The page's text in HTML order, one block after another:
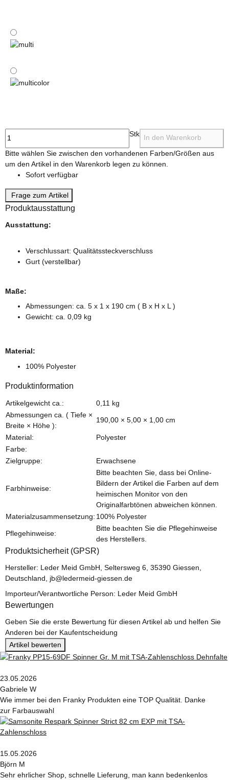
Black Triangle
multi
Stk In den Warenkorb
x
Bitte wählen Sie zwischen den vorhandenen Farben/Größen aus
um den Artikel in den Warenkorb legen zu können.
Sofort verfügbar
Frage zum Artikel
Produktausstattung
Ausstattung:
Verschlussart: Qualitätssteckverschluss
Gurt (verstellbar)
Maße:
Abmessungen: ca. 5 x 1 x 190 cm ( B x H x L )
Gewicht: ca. 0,09 kg
Material:
100% Polyester
Produktinformation
Produkteigenschaft
Wert
Artikelgewicht ca.: 0,11 kg
Abmessungen ca. ( Tiefe ×
Breite × Höhe ):
190,00 × 5,00 × 1,00 cm
Material:
Polyester
Farbe:
Zielgruppe:
Erwachsene
Farbhinweise:
Bitte beachten Sie, dass bei Online-
Bildern der Artikel die Farben auf dem
heimischen Monitor von den
Originalfarbtönen abweichen können.
Materialzusammensetzung: 100% Polyester
Pflegehinweise:
Bitte beachten Sie die Pflegehinweise
des Herstellers.
Produktsicherheit (GPSR)
Hersteller: Leder Meid GmbH, Seltersweg 6, 35390 Giessen,
Deutschland, jb@ledermeid-giessen.de
Importeur/Verantwortliche Person: Leder Meid GmbH
Bewertungen
Geben Sie die erste Bewertung für diesen Artikel ab und helfen Sie
Anderen bei der Kaufentscheidung
Artikel bewerten
23.05.2026
Gabriele W
Wie immer bei den Franky Produkten eine TOP Qualität. Danke
zur Farbauswahl
15.05.2026
Björn M
Sehr ehrlicher Shop, schnelle Lieferung, man kann bedenkenlos